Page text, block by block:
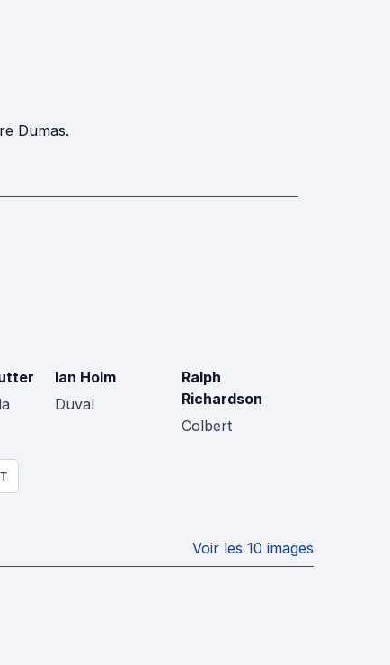
Dumas.
Ian Holm
Duval
Ralph
Richardson
Colbert
Voir les 10 images